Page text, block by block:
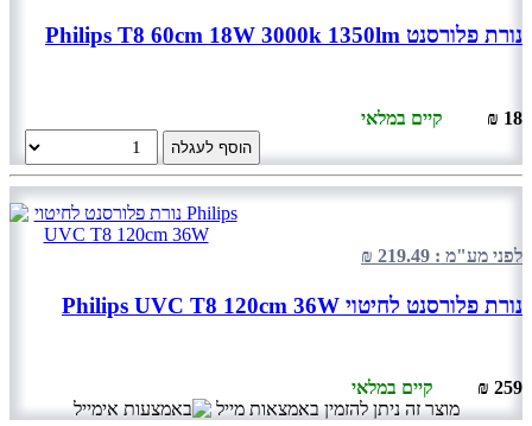
נורת פלורסנט Philips T8 60cm 18W 3000k 1350lm
18 ₪ קיים במלאי
הוסף לעגלה
לפני מע"מ : 219.49 ₪
נורת פלורסנט לחיטוי Philips UVC T8 120cm 36W
259 ₪
קיים במלאי
מוצר זה ניתן להזמין באמצאות מייל